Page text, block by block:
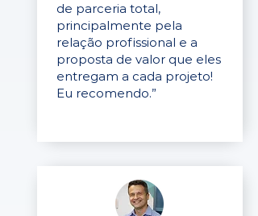
de parceria total,
principalmente pela
relação profissional e a
proposta de valor que eles
entregam a cada projeto!
Eu recomendo.”